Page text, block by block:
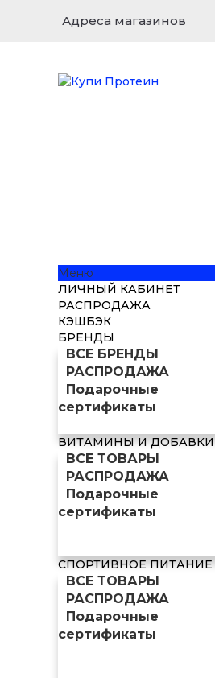
Адреса магазинов
Меню
ЛИЧНЫЙ КАБИНЕТ
РАСПРОДАЖА
КЭШБЭК
БРЕНДЫ
ВСЕ БРЕНДЫ
РАСПРОДАЖА
Подарочные
сертификаты
ВИТАМИНЫ И ДОБАВКИ
ВСЕ ТОВАРЫ
РАСПРОДАЖА
Подарочные
сертификаты
СПОРТИВНОЕ ПИТАНИЕ
ВСЕ ТОВАРЫ
РАСПРОДАЖА
Подарочные
сертификаты